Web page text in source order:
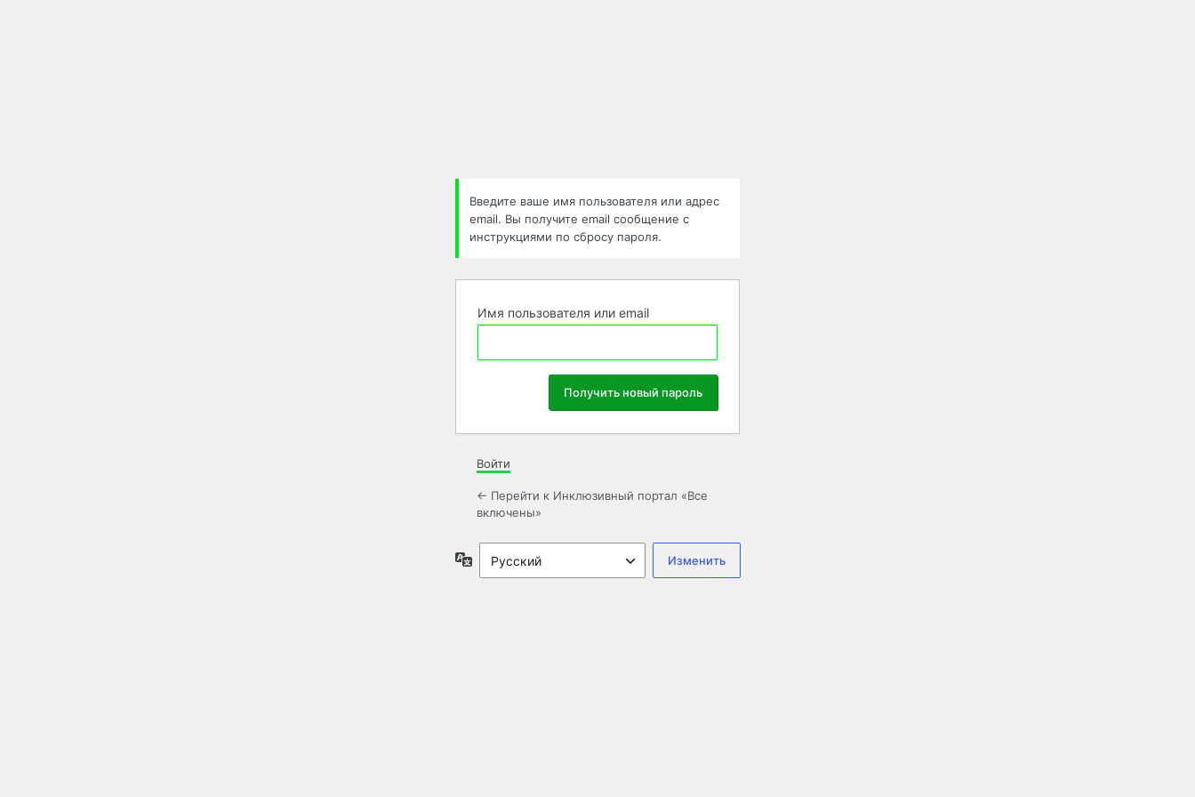
Введите ваше имя пользователя или адрес
email. Вы получите email сообщение с
инструкциями по сбросу пароля.
Имя пользователя или email
Войти
← Перейти к Инклюзивный портал «Все
включены»
Язык